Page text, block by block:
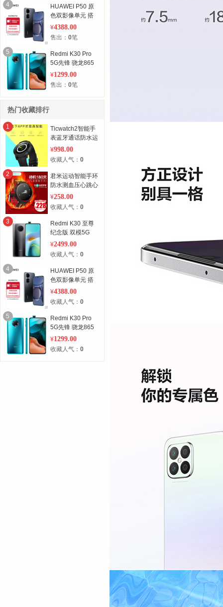
4
HUAWEI P50 原
色双影像单元 搭
载HarmonyOS 2
万象双环设计 支
持66W超级快充
¥4388.00
售出： 0笔
5
Redmi K30 Pro
5G先锋 骁龙865
旗舰处理器 弹出
式超光感全面屏
小米红米
¥1299.00
售出： 0笔
热门收藏排行
1
Ticwatch2智能手
表蓝牙通话防水运
动支持安卓苹果心
率定位手环男
¥998.00
收藏人气： 0
2
君米运动智能手环
防水测血压心跳心
率跑步小米手表多
功能苹果男女
¥258.00
收藏人气： 0
3
Redmi K30 至尊
纪念版 双模5G
8G+512G 极夜黑
小米 红米
¥2499.00
收藏人气： 0
4
HUAWEI P50 原
色双影像单元 搭
载HarmonyOS 2
万象双环设计 支
持66W超级快充
¥4388.00
收藏人气： 0
5
Redmi K30 Pro
5G先锋 骁龙865
旗舰处理器 弹出
式超光感全面屏
小米红米
¥1299.00
收藏人气： 0